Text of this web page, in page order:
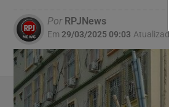
PorRPJNews
Em 29/03/2025 09:03